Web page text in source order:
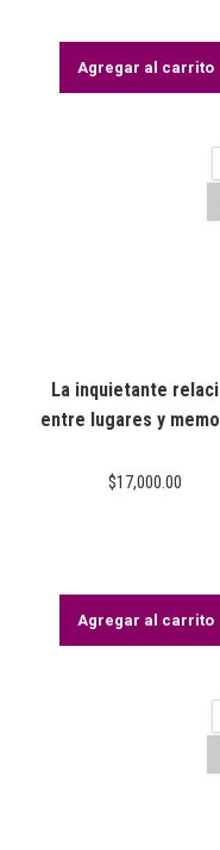
Agregar al carrito
La inquietante
entre lugares y
$17,000.00
Agregar al carrito